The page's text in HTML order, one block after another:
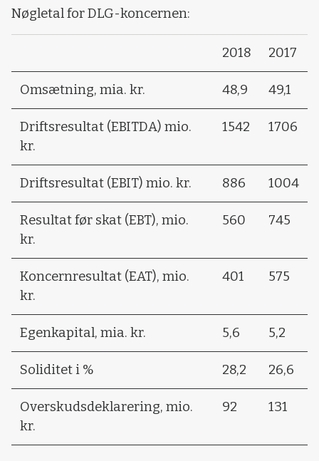
Nøgletal for DLG-koncernen:
2018 2017
Omsætning, mia. kr. 48,9 49,1
Driftsresultat (EBITDA) mio.
kr.
1542 1706
Driftsresultat (EBIT) mio. kr. 886 1004
Resultat før skat (EBT), mio.
kr.
560 745
Koncernresultat (EAT), mio.
kr.
401 575
Egenkapital, mia. kr. 5,6 5,2
Soliditet i % 28,2 26,6
Overskudsdeklarering, mio.
kr.
92 131